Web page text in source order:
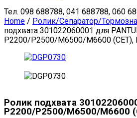
Тел. 098 688788, 041 688788, 060
Home / Ролик/Сепаратор/
подхвата 301022060001 для
P2200/P2500/M6500/M6600 (CET),
Ролик подхвата
P2200/P2500/M6500/M6600